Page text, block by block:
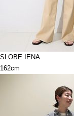
SLOBE IENA
162cm